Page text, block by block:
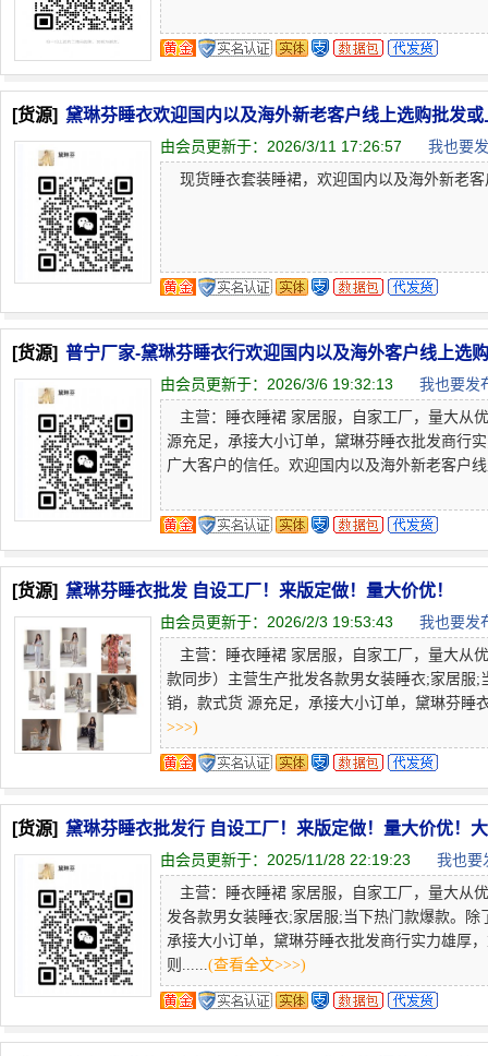
[货源] 黛琳芬睡衣欢迎国内以及海外新老客户线上选购批发或
由会员更新于： 2026/3/11 17:26:57 我也要
现货睡衣套装睡裙，欢迎国内以及海外新老
[货源] 普宁厂家-黛琳芬睡衣行欢迎国内以及海外客户线上选
由会员更新于： 2026/3/6 19:32:13 我也要发
主营：睡衣睡裙 家居服，自家工厂，量大从
源充足，承接大小订单，黛琳芬睡衣批发商行
广大客户的信任。欢迎国内以及海外新老客户
[货源] 黛琳芬睡衣批发 自设工厂！来版定做！量大价优！
由会员更新于： 2026/2/3 19:53:43 我也要发
主营：睡衣睡裙 家居服，自家工厂，量大从
款同步）主营生产批发各款男女装睡衣;家居服
销，款式货 源充足，承接大小订单，黛琳芬睡
>>>)
[货源] 黛琳芬睡衣批发行 自设工厂！来版定做！量大价优！
由会员更新于： 2025/11/28 22:19:23 我也要
主营：睡衣睡裙 家居服，自家工厂，量大从
发各款男女装睡衣;家居服;当下热门款爆款。
承接大小订单，黛琳芬睡衣批发商行实力雄厚
则......(查看全文>>>)